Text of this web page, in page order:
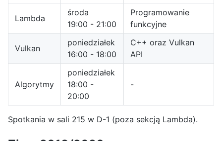
Lambda
środa
19:00 - 21:00
Programowanie
funkcyjne
Vulkan
poniedziałek
16:00 - 18:00
C++ oraz Vulkan
API
Algorytmy
poniedziałek
18:00 -
20:00
-
Spotkania w sali 215 w D-1 (poza sekcją Lambda).